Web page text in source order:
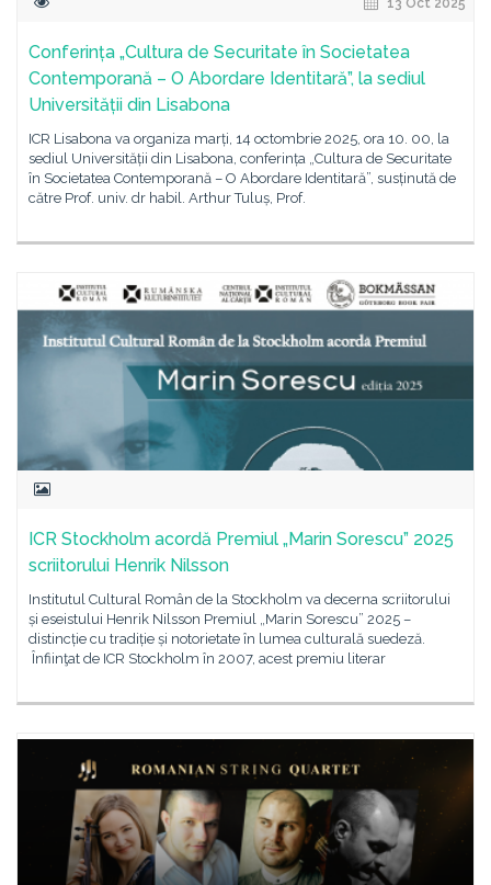
13 Oct 2025
Conferința „Cultura de Securitate în Societatea
Contemporană – O Abordare Identitară”, la sediul
Universității din Lisabona
ICR Lisabona va organiza marți, 14 octombrie 2025, ora 10. 00, la
sediul Universității din Lisabona, conferința „Cultura de Securitate
în Societatea Contemporană – O Abordare Identitară”, susținută de
către Prof. univ. dr habil. Arthur Tuluș, Prof.
ICR Stockholm acordă Premiul „Marin Sorescu” 2025
scriitorului Henrik Nilsson
Institutul Cultural Român de la Stockholm va decerna scriitorului
și eseistului Henrik Nilsson Premiul „Marin Sorescu” 2025 –
distincție cu tradiție și notorietate în lumea culturală suedeză.
Înfiinţat de ICR Stockholm în 2007, acest premiu literar